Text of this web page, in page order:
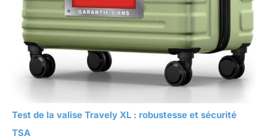
Test de la valise Travely XL : robustesse et sécurité
TSA